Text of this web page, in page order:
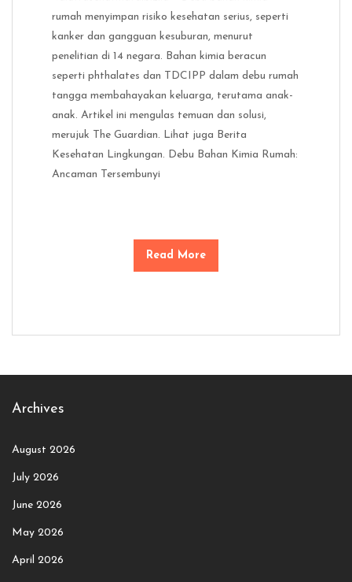
rumah menyimpan risiko kesehatan serius, seperti
kanker dan gangguan kesuburan, menurut
penelitian di 14 negara. Bahan kimia beracun
seperti phthalates dan TDCIPP dalam debu rumah
tangga membahayakan keluarga, terutama anak-
anak. Artikel ini mengulas temuan dan solusi,
merujuk The Guardian. Lihat juga Berita
Kesehatan Lingkungan. Debu Bahan Kimia Rumah:
Ancaman Tersembunyi
Read More
Archives
August 2026
July 2026
June 2026
May 2026
April 2026